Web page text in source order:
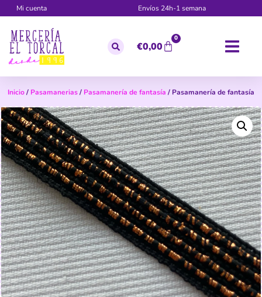
Mi cuenta Envíos 24h-1 semana
€0,00
0
Inicio/ Pasamanerias/ Pasamanería de fantasía / Pasamanería de fantasía